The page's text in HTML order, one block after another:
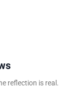
reflection is real.